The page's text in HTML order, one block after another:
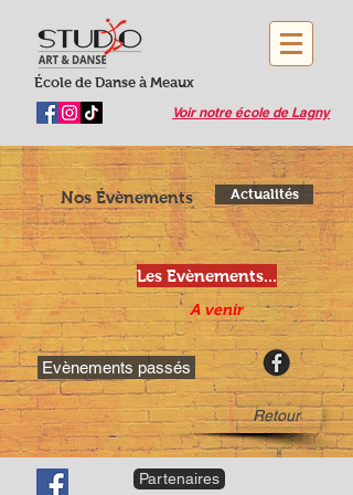
École de Danse à Meaux
Voir notre école de Lagny
Nos Évènements Actualités
Les Evènements...
A venir
Evènements passés
Retour
Partenaires